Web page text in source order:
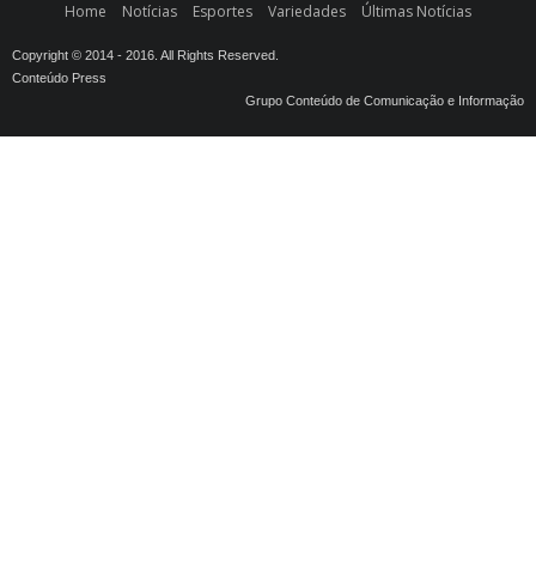
Home Notícias Esportes Variedades Últimas Notícias
Copyright © 2014 - 2016. All Rights Reserved.
Conteúdo Press
Grupo Conteúdo de Comunicação e Informação